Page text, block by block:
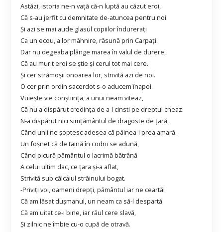
Astăzi, istoria ne-n vaţă că-n luptă au căzut eroi,
Că s-au jerfit cu demnitate de-atuncea pentru noi.
Şi azi se mai aude glasul copiilor îndureraţi
Ca un ecou, a lor mâhnire, răsună prin Carpaţi.
Dar nu degeaba plânge marea în valul de durere,
Că au murit eroi se ştie şi cerul tot mai cere.
Şi cer strămoşii onoarea lor, strivită azi de noi.
O cer prin ordin sacerdot s-o aducem înapoi.
Vuieşte vie conştiinţa, a unui neam viteaz,
Că nu a dispărut credinţa de a-l cinsti pe dreptul cneaz.
N-a dispărut nici simţământul de dragoste de ţară,
Când unii ne şoptesc adesea că pâinea-i prea amară.
Un foşnet că de taină în codrii se adună,
Când picură pământul o lacrimă bătrână
A celui ultim dac, ce ţara şi-a aflat,
Strivită sub călcâiul străinului bogat.
-Priviţi voi, oameni drepţi, pământul iar ne ceartă!
Că am lăsat duşmanul, un neam ca să-l despartă.
Că am uitat ce-i bine, iar răul cere slavă,
Şi zilnic ne îmbie cu-o cupă de otravă.